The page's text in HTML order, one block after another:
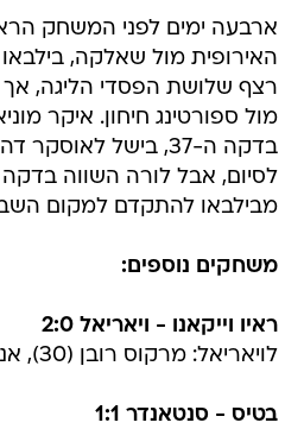
ארבעה ימים לפני המשחק
האירופית מול שאלקה,
רצף שלושת הפסדי הליגה, אך
מול ספורטינג חיחון. איקר
לסיום, אבל לורה השווה
מבילבאו להתקדם למקום
משחקים נוספים:
ראיו וייקאנו - ויאריאל 2:0
לויאריאל: מרקוס רובן (30), אנחל לופס (86)
בטיס - סנטאנדר 1:1